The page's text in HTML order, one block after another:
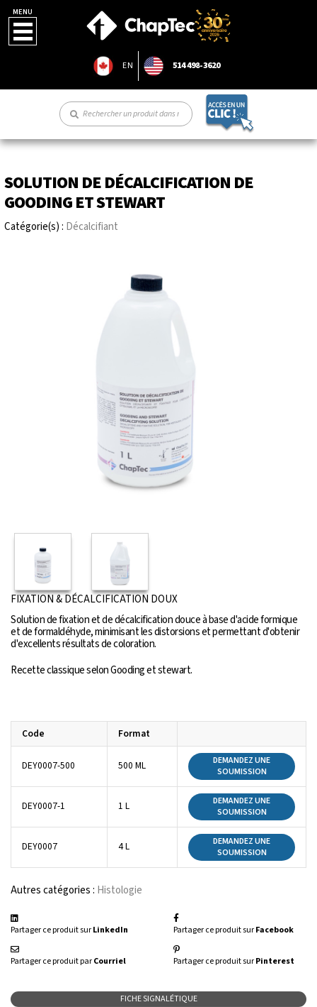
MENU
EN 514 498-3620
SOLUTION DE DÉCALCIFICATION DE
GOODING ET STEWART
Catégorie(s) : Décalcifiant
FIXATION & DÉCALCIFICATION DOUX
Solution de fixation et de décalcification douce à base d'acide formique
et de formaldéhyde, minimisant les distorsions et permettant d'obtenir
d'excellents résultats de coloration.
Recette classique selon Gooding et stewart.
Code Format
DEY0007-500 500 ML
DEMANDEZ UNE
SOUMISSION
DEY0007-1 1 L
DEMANDEZ UNE
SOUMISSION
DEY0007 4 L
DEMANDEZ UNE
SOUMISSION
Autres catégories : Histologie
Partager ce produit surLinkedIn
Partager ce produit parCourriel
Partager ce produit surFacebook
Partager ce produit surPinterest
FICHE SIGNALÉTIQUE